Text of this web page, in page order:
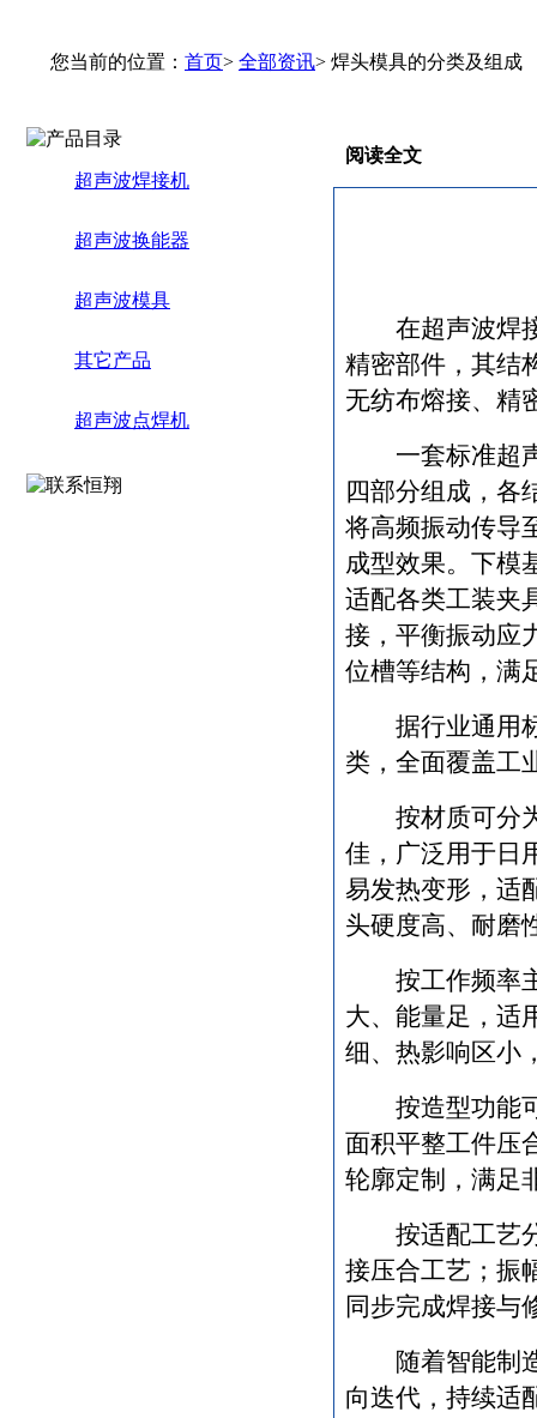
您当前的位置： 首页> 全部资讯> 焊头模具的分类及组成
超声波焊接机
超声波换能器
超声波模具
其它产品
超声波点焊机
阅读全文
在超声波焊
精密部件，其结
无纺布熔接、精
一套标准超
四部分组成，各
将高频振动传导
成型效果。下模
适配各类工装夹
接，平衡振动应
位槽等结构，满
据行业通用
类，全面覆盖工
按材质可分
佳，广泛用于日
易发热变形，适
头硬度高、耐磨
按工作频率
大、能量足，适
细、热影响区小
按造型功能
面积平整工件压
轮廓定制，满足
按适配工艺
接压合工艺；振
同步完成焊接与
随着智能制
向迭代，持续适